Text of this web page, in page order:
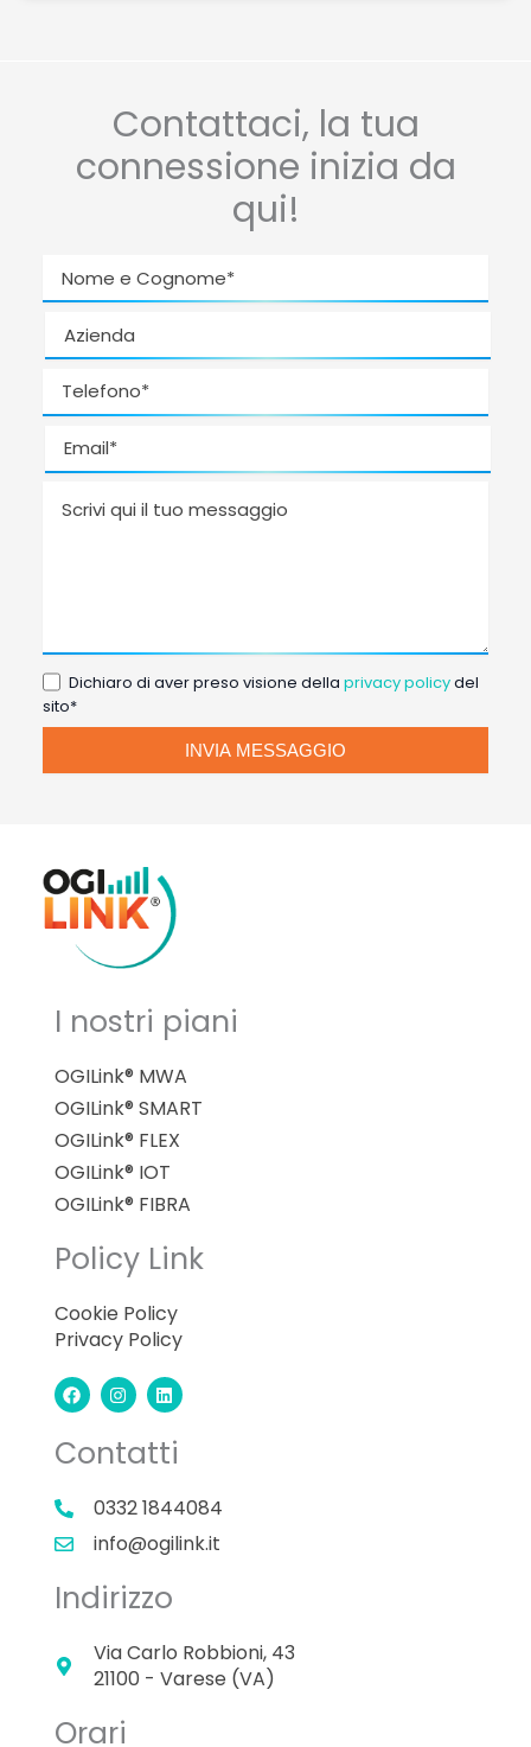
I nostri piani
OGILink® MWA
OGILink® SMART
OGILink® FLEX
OGILink® IOT
OGILink® FIBRA
Policy Link
Cookie Policy
Privacy Policy
F
a
c
e
b
k
I
n
s
t
a
a
L
i
n
k
e
n
Contatti
0332 1844084
info@ogilink.it
Indirizzo
Via Carlo Robbioni, 43
21100 - Varese (VA)
Orari
Contattaci, la tua
connessione inizia da
qui!
Dichiaro di aver preso visione dellaprivacy policydel
sito*